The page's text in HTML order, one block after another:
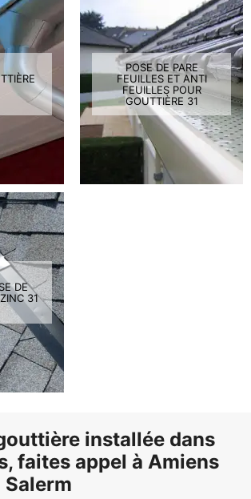
POSE DE PARE
FEUILLES ET ANTI
FEUILLES POUR
GOUTTIÈRE 31
DE
31
installée dans
faites appel à Amiens
Salerm